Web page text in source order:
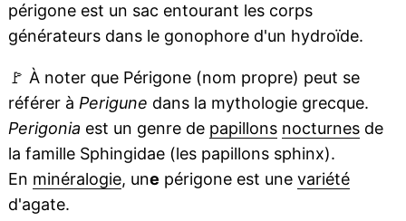
périgone est un sac entourant les corps
générateurs dans le gonophore d'un hydroïde.
🚩 À noter que Périgone (nom propre) peut se
référer à Perigune dans la mythologie grecque.
Perigonia est un genre de papillons nocturnesde
la famille Sphingidae (les papillons sphinx).
En minéralogie, une périgone est une variété
d'agate.